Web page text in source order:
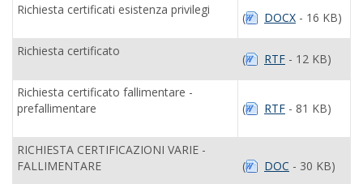
Richiesta certificati esistenza privilegi
( DOCX - 16 KB)
Richiesta certificato
( RTF - 12 KB)
Richiesta certificato fallimentare -
prefallimentare
( RTF - 81 KB)
RICHIESTA CERTIFICAZIONI VARIE -
FALLIMENTARE
( DOC - 30 KB)